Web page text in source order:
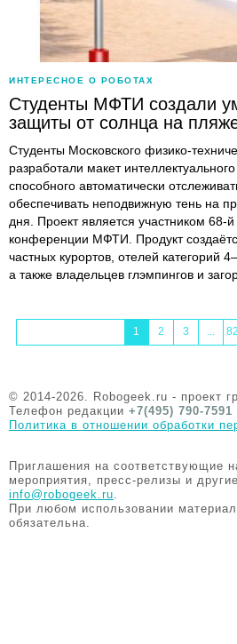
ИНТЕРЕСНОЕ О РОБОТАХ
Студенты МФТИ создали
защиты от солнца на
Студенты Московского физико-
разработали макет
способного автоматически
обеспечивать неподвижную тень на
дня. Проект является участником 68-
конференции МФТИ. Продукт
частных курортов, отелей категорий
а также владельцев глэмпингов и
1 2 3 ...
© 2014-2026. Robogeek.ru - проект
Телефон редакции +7(495) 790-7591
Политика в отношении обработки
Приглашения на соответствующие
мероприятия, пресс-релизы и
info@robogeek.ru.
При любом использовании
обязательна.